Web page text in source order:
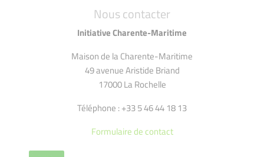
Nous contacter
Initiative Charente-Maritime
Maison de la Charente-Maritime
49 avenue Aristide Briand
17000 La Rochelle
Téléphone : +33 5 46 44 18 13
Formulaire de contact